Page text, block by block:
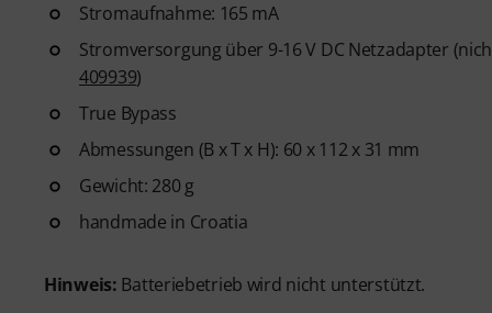
Stromaufnahme: 165 mA
Stromversorgung über 9-16 V DC Netzadapter
409939)
True Bypass
Abmessungen (B x T x H): 60 x 112 x 31 mm
Gewicht: 280 g
handmade in Croatia
Hinweis: Batteriebetrieb wird nicht unterstützt.